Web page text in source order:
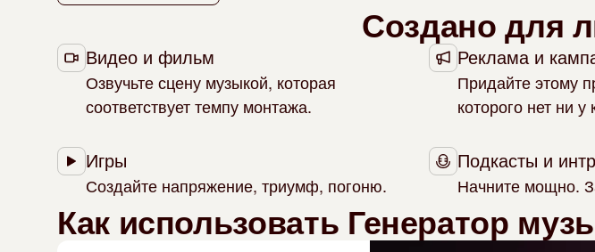
Создано для
Видео и фильм
Озвучьте сцену музыкой, которая
соответствует темпу монтажа.
Реклама и
Придайте этому
которого нет ни у
Игры
Создайте напряжение, триумф, погоню.
Подкасты и
Начните мощно.
Как использовать Генератор